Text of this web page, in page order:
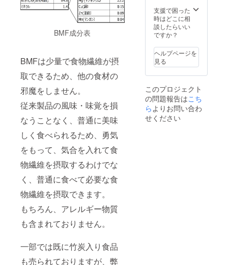
BMF成分表
BMFは少量で食物繊維が摂
取できるため、他の食材の
邪魔をしません。
従来製品の風味・味覚を損
なうことなく、普通に美味
しく食べられるため、勇気
をもって、気合を入れて食
物繊維を摂取するわけでな
く、普通に食べて必要な食
物繊維を摂取できます。
もちろん、アレルギー物質
も含まれておりません。
一部では既に竹炭入り食品
も売られておりますが、弊
ル、
BMF、
有機コ
コア、
牛乳、
岩塩
（一部
に小
麦、乳
成分、
くる
み、
・原材
料：
■プレー
ンクッ
小麦粉
（国
産））
、バ
ター、
砂糖
（きび
砂
内容
量：
BMFと
小麦の
ス粉
10kg ・
サイ
ズ：約
32cm
・保存
方法：
常温 ・
賞味期
す。 不
溶性の
ため、
様々な
組み合
わせて
お楽し
みくだ
・内容
量：
BMF
10kg ・
サイ
支援で困った
時はどこに相
談したらいい
ですか？
ヘルプページを
見る
このプロジェクト
の問題報告はこち
ら よりお問い合わ
せください